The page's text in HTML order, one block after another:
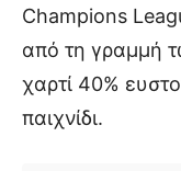
Champions
από τη γραμμή
χαρτί 40%
παιχνίδι.